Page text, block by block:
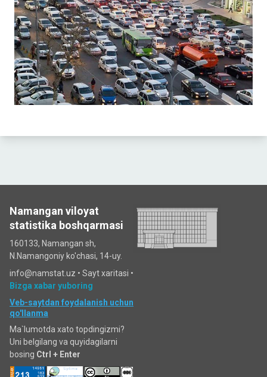
Namangan viloyat
statistika boshqarmasi
160133, Namangan sh,
N.Namangoniy ko'chasi, 14-uy.
info@namstat.uz • Sayt xaritasi •
Bizga xabar yuboring
Veb-saytdan foydalanish uchun
qo'llanma
Ma`lumotda xato topdingizmi?
Uni belgilang va quyidagilarni
bosing Ctrl + Enter